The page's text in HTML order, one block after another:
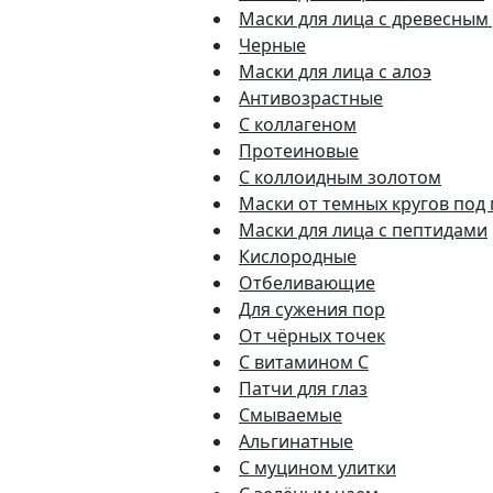
Маски для лица с древесным
Черные
Маски для лица с алоэ
Антивозрастные
С коллагеном
Протеиновые
С коллоидным золотом
Маски от темных кругов под
Маски для лица с пептидами
Кислородные
Отбеливающие
Для сужения пор
От чёрных точек
С витамином C
Патчи для глаз
Смываемые
Альгинатные
С муцином улитки